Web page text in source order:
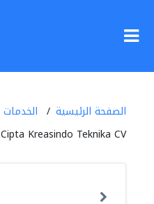
الصفحة الرئيسية الخدمات
Cipta Kreasindo Teknika CV